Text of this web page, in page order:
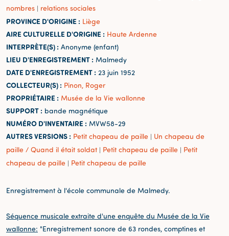
nombres | relations sociales
PROVINCE D'ORIGINE : Liège
AIRE CULTURELLE D'ORIGINE : Haute Ardenne
INTERPRÈTE(S) : Anonyme (enfant)
LIEU D'ENREGISTREMENT : Malmedy
DATE D'ENREGISTREMENT : 23 juin 1952
COLLECTEUR(S) : Pinon, Roger
PROPRIÉTAIRE : Musée de la Vie wallonne
SUPPORT : bande magnétique
NUMÉRO D'INVENTAIRE : MVW58-29
AUTRES VERSIONS : Petit chapeau de paille | Un chapeau de
paille / Quand il était soldat | Petit chapeau de paille | Petit
chapeau de paille | Petit chapeau de paille
Enregistrement à l'école communale de Malmedy.
Séquence musicale extraite d'une enquête du Musée de la Vie
wallonne: "Enregistrement sonore de 63 rondes, comptines et